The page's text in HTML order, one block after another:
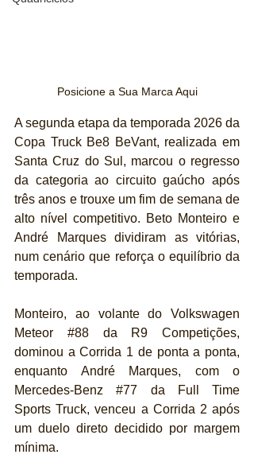
Posicione a Sua Marca Aqui
A segunda etapa da temporada 2026 da
Copa Truck Be8 BeVant, realizada em
Santa Cruz do Sul, marcou o regresso
da categoria ao circuito gaúcho após
três anos e trouxe um fim de semana de
alto nível competitivo. Beto Monteiro e
André Marques dividiram as vitórias,
num cenário que reforça o equilíbrio da
temporada.
Monteiro, ao volante do Volkswagen
Meteor #88 da R9 Competições,
dominou a Corrida 1 de ponta a ponta,
enquanto André Marques, com o
Mercedes-Benz #77 da Full Time
Sports Truck, venceu a Corrida 2 após
um duelo direto decidido por margem
mínima.